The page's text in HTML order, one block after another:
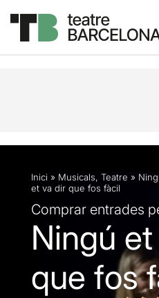
Descripció Fitxa
Inici » Musicals, Teatre »
et va dir que fos fàcil
Comprar entrades
Ningú
que fos